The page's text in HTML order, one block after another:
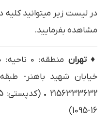
در لیست زیر میتوانید کلیه
مشاهده بفرمایید.
♦ تهران منطقه: 0 ناحیه: 0
خيابان شهيد باهنر-
16-1095)